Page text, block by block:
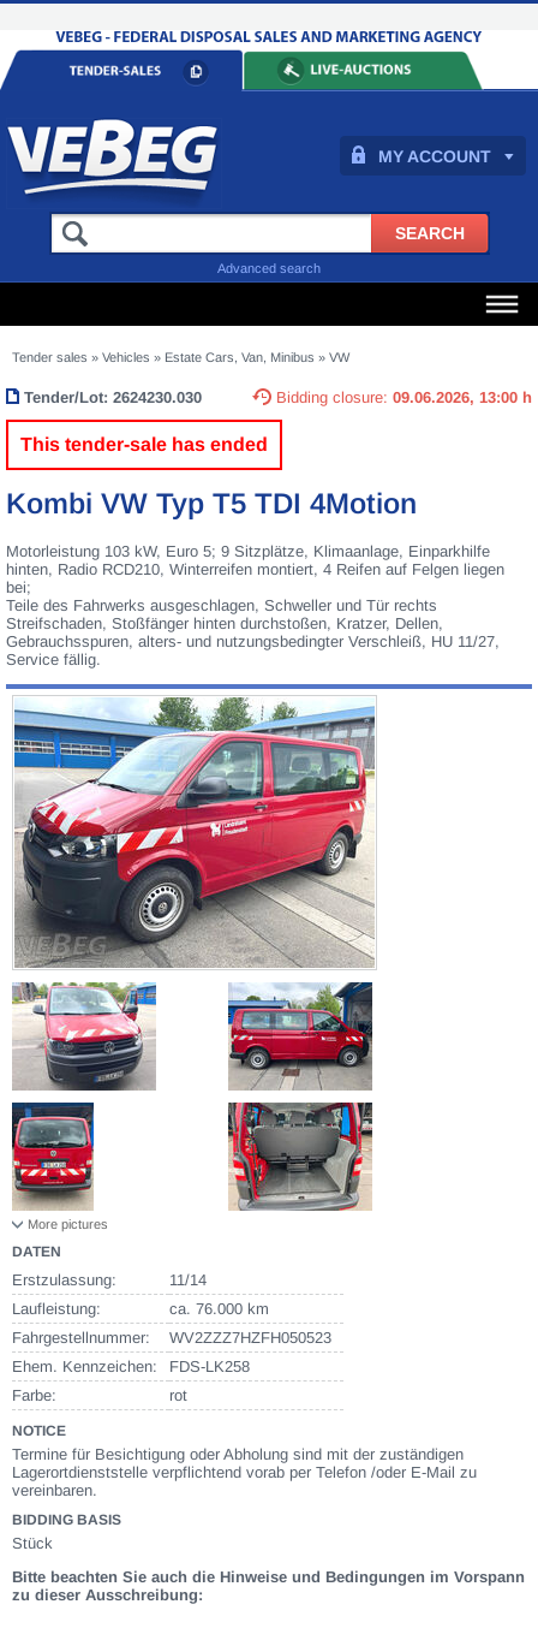
MY ACCOUNT
Advanced search
Tender sales » Vehicles » Estate Cars, Van, Minibus » VW
Bidding closure: 09.06.2026, 13:00 h
Tender/Lot: 2624230.030
This tender-sale has ended
Kombi VW Typ T5 TDI 4Motion
Motorleistung 103 kW, Euro 5; 9 Sitzplätze, Klimaanlage, Einparkhilfe
hinten, Radio RCD210, Winterreifen montiert, 4 Reifen auf Felgen liegen
bei;
Teile des Fahrwerks ausgeschlagen, Schweller und Tür rechts
Streifschaden, Stoßfänger hinten durchstoßen, Kratzer, Dellen,
Gebrauchsspuren, alters- und nutzungsbedingter Verschleiß, HU 11/27,
Service fällig.
More pictures
DATEN
Erstzulassung:
11/14
Laufleistung:
ca. 76.000 km
Fahrgestellnummer:
WV2ZZZ7HZFH050523
Ehem. Kennzeichen:
FDS-LK258
Farbe:
rot
NOTICE
Termine für Besichtigung oder Abholung sind mit der zuständigen
Lagerortdienststelle verpflichtend vorab per Telefon /oder E-Mail zu
vereinbaren.
BIDDING BASIS
Stück
Bitte beachten Sie auch die Hinweise und Bedingungen im Vorspann
zu dieser Ausschreibung: